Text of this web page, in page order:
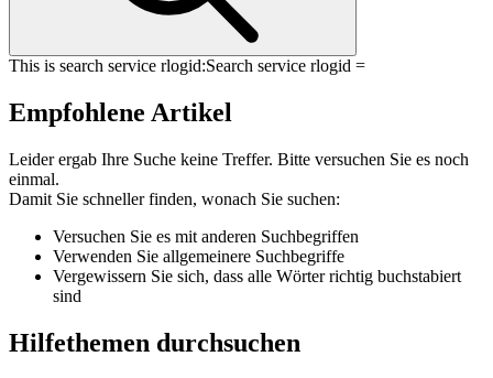
This is search service rlogid:Search service rlogid =
Empfohlene Artikel
Leider ergab Ihre Suche keine Treffer. Bitte versuchen Sie es noch
einmal.
Damit Sie schneller finden, wonach Sie suchen:
Versuchen Sie es mit anderen Suchbegriffen
Verwenden Sie allgemeinere Suchbegriffe
Vergewissern Sie sich, dass alle Wörter richtig buchstabiert
sind
Hilfethemen durchsuchen